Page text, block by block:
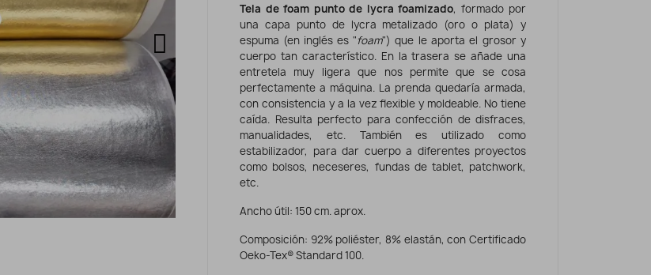
Tela de foam punto de lycra foamizado, formado por
una capa punto de lycra metalizado (oro o plata) y
espuma (en inglés es "foam") que le aporta el grosor y
cuerpo tan característico. En la trasera se añade una
entretela muy ligera que nos permite que se cosa
perfectamente a máquina. La prenda quedaría armada,
con consistencia y a la vez flexible y moldeable. No tiene
caída. Resulta perfecto para confección de disfraces,
manualidades, etc. También es utilizado como
estabilizador, para dar cuerpo a diferentes proyectos
como bolsos, neceseres, fundas de tablet, patchwork,
etc.
Ancho útil: 150 cm. aprox.
Composición: 92% poliéster, 8% elastán, con Certificado
Oeko-Tex® Standard 100.